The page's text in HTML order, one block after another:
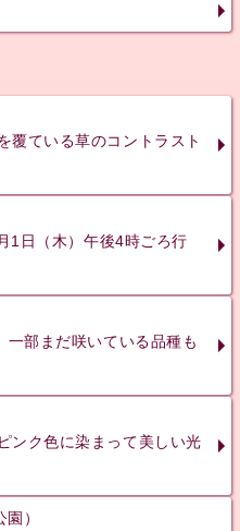
覆ている草のコントラスト
1日（木）午後4時ごろ行
部まだ咲いている品種も
ンク色に染まって美しい光
）